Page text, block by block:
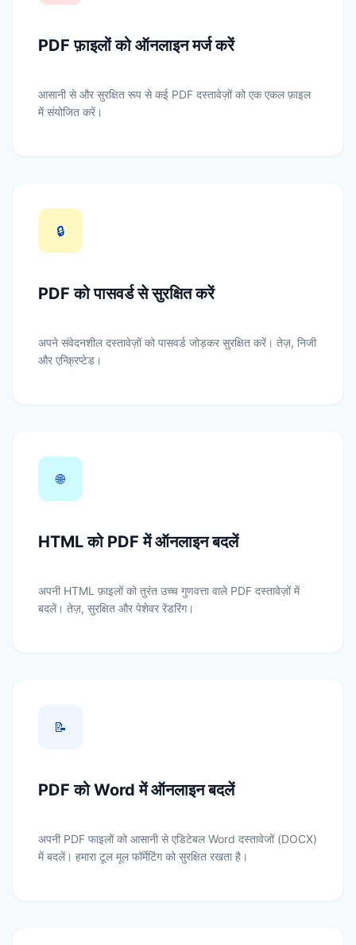
PDF फ़ाइलों को ऑनलाइन मर्ज करें
आसानी से और सुरक्षित रूप से कई PDF दस्तावेज़ों को एक एकल फ़ाइल
में संयोजित करें।
🔒
PDF को पासवर्ड से सुरक्षित करें
अपने संवेदनशील दस्तावेज़ों को पासवर्ड जोड़कर सुरक्षित करें। तेज़, निजी
और एन्क्रिप्टेड।
🌐
HTML को PDF में ऑनलाइन बदलें
अपनी HTML फ़ाइलों को तुरंत उच्च गुणवत्ता वाले PDF दस्तावेज़ों में
बदलें। तेज़, सुरक्षित और पेशेवर रेंडरिंग।
📝
PDF को Word में ऑनलाइन बदलें
अपनी PDF फाइलों को आसानी से एडिटेबल Word दस्तावेजों (DOCX)
में बदलें। हमारा टूल मूल फॉर्मेटिंग को सुरक्षित रखता है।